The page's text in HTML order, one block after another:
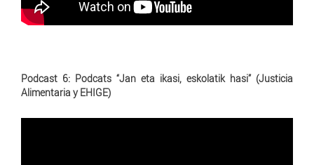
Podcast 6: Podcats “Jan eta ikasi, eskolatik hasi” (Justicia
Alimentaria y EHIGE)